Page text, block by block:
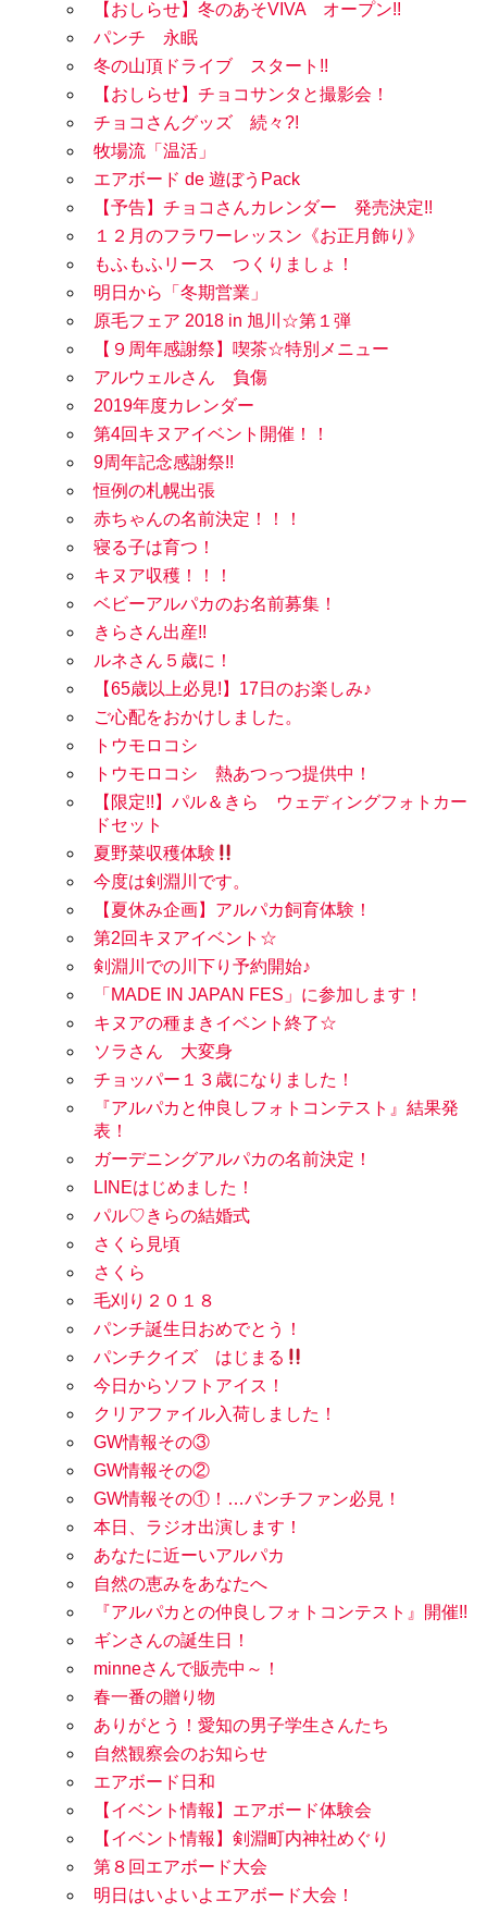
【おしらせ】冬のあそVIVA オープン!!
パンチ 永眠
冬の山頂ドライブ スタート!!
【おしらせ】チョコサンタと撮影会！
チョコさんグッズ 続々?!
牧場流「温活」
エアボード de 遊ぼうPack
【予告】チョコさんカレンダー 発売決定!!
１２月のフラワーレッスン《お正月飾り》
もふもふリース つくりましょ！
明日から「冬期営業」
原毛フェア 2018 in 旭川☆第１弾
【９周年感謝祭】喫茶☆特別メニュー
アルウェルさん 負傷
2019年度カレンダー
第4回キヌアイベント開催！！
9周年記念感謝祭!!
恒例の札幌出張
赤ちゃんの名前決定！！！
寝る子は育つ！
キヌア収穫！！！
ベビーアルパカのお名前募集！
きらさん出産!!
ルネさん５歳に！
【65歳以上必見!】17日のお楽しみ♪
ご心配をおかけしました。
トウモロコシ
トウモロコシ 熱あつっつ提供中！
【限定!!】パル＆きら ウェディングフォトカー
ドセット
夏野菜収穫体験
今度は剣淵川です。
【夏休み企画】アルパカ飼育体験！
第2回キヌアイベント☆
剣淵川での川下り予約開始♪
「MADE IN JAPAN FES」に参加します！
キヌアの種まきイベント終了☆
ソラさん 大変身
チョッパー１３歳になりました！
『アルパカと仲良しフォトコンテスト』結果発
表！
ガーデニングアルパカの名前決定！
LINEはじめました！
パル♡きらの結婚式
さくら見頃
さくら
毛刈り２０１８
パンチ誕生日おめでとう！
パンチクイズ はじまる
今日からソフトアイス！
クリアファイル入荷しました！
GW情報その③
GW情報その②
GW情報その①！…パンチファン必見！
本日、ラジオ出演します！
あなたに近ーいアルパカ
自然の恵みをあなたへ
『アルパカとの仲良しフォトコンテスト』開催!!
ギンさんの誕生日！
minneさんで販売中～！
春一番の贈り物
ありがとう！愛知の男子学生さんたち
自然観察会のお知らせ
エアボード日和
【イベント情報】エアボード体験会
【イベント情報】剣淵町内神社めぐり
第８回エアボード大会
明日はいよいよエアボード大会！